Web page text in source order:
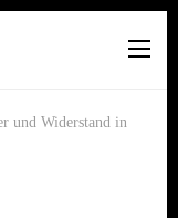
und Widerstand in